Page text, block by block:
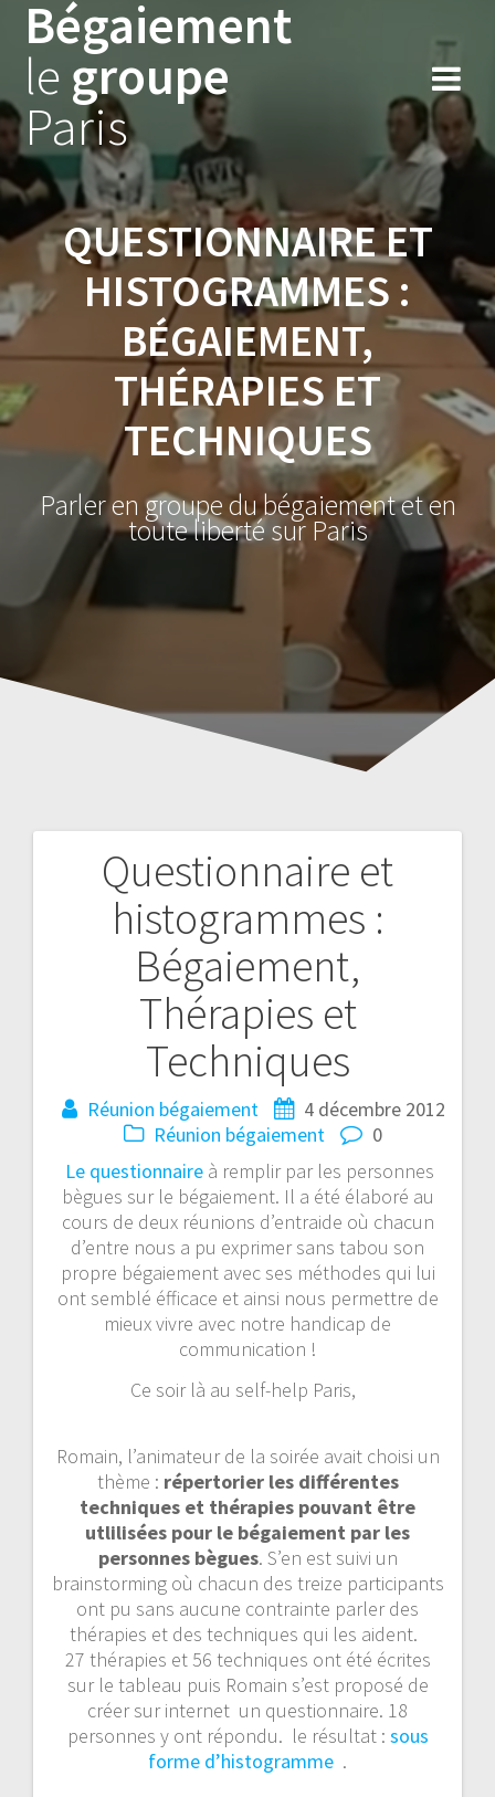
Skip
to
Bégaiement
le groupe
Paris
QUESTIONNAIRE ET
HISTOGRAMMES :
BÉGAIEMENT,
THÉRAPIES ET
TECHNIQUES
Parler en groupe du bégaiement et en
toute liberté sur Paris
Questionnaire et
histogrammes :
Bégaiement,
Thérapies et
Techniques
Réunion bégaiement
4 décembre 2012
Réunion bégaiement
0
Le questionnaire à remplir par les personnes
bègues sur le bégaiement. Il a été élaboré au
cours de deux réunions d’entraide où chacun
d’entre nous a pu exprimer sans tabou son
propre bégaiement avec ses méthodes qui lui
ont semblé éfficace et ainsi nous permettre de
mieux vivre avec notre handicap de
communication !
Ce soir là au self-help Paris,
Romain, l’animateur de la soirée avait choisi un
thème : répertorier les différentes
techniques et thérapies pouvant être
utlilisées pour le bégaiement par les
personnes bègues. S’en est suivi un
brainstorming où chacun des treize participants
ont pu sans aucune contrainte parler des
thérapies et des techniques qui les aident.
27 thérapies et 56 techniques ont été écrites
sur le tableau puis Romain s’est proposé de
créer sur internet un questionnaire. 18
personnes y ont répondu. le résultat : sous
forme d’histogramme .
Navigation
l’article